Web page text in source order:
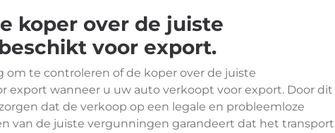
koper over de juiste
voor export.
om te controleren of de koper over de juiste
export wanneer u uw auto verkoopt voor export. Door dit
dat de verkoop op een legale en probleemloze
van de juiste vergunningen garandeert dat het transport